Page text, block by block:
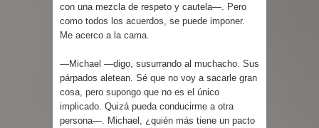
con una mezcla de respeto y cautela—. Pero
como todos los acuerdos, se puede imponer.
Me acerco a la cama.
—Michael —digo, susurrando al muchacho. Sus
párpados aletean. Sé que no voy a sacarle gran
cosa, pero supongo que no es el único
implicado. Quizá pueda conducirme a otra
persona—. Michael, ¿quién más tiene un pacto